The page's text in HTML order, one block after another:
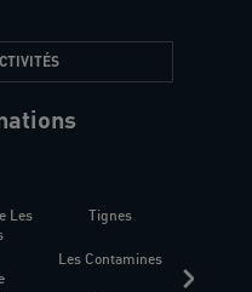
Les
Tignes
Les Contamines